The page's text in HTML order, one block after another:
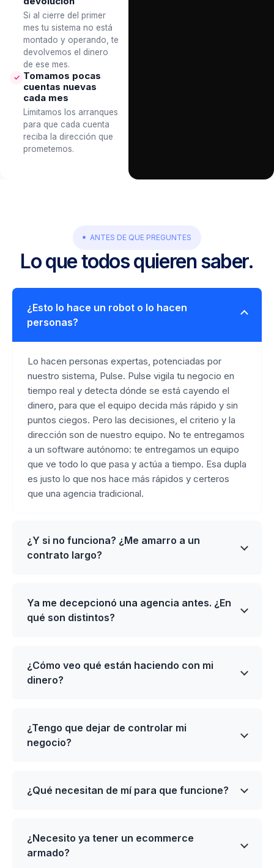
Si al cierre del primer
mes tu sistema no está
montado y operando, te
devolvemos el dinero
de ese mes.
✓ Tomamos pocas
cuentas nuevas
cada mes
Limitamos los arranques
para que cada cuenta
reciba la dirección que
prometemos.
ANTES DE QUE PREGUNTES
Lo que todos quieren saber.
¿Esto lo hace un robot o lo hacen
personas?
Lo hacen personas expertas, potenciadas por
nuestro sistema, Pulse. Pulse vigila tu negocio en
tiempo real y detecta dónde se está cayendo el
dinero, para que el equipo decida más rápido y sin
puntos ciegos. Pero las decisiones, el criterio y la
dirección son de nuestro equipo. No te entregamos
a un software autónomo: te entregamos un equipo
que ve todo lo que pasa y actúa a tiempo. Esa dupla
es justo lo que nos hace más rápidos y certeros
que una agencia tradicional.
¿Y si no funciona? ¿Me amarro a un
contrato largo?
Ya me decepcionó una agencia antes. ¿En
qué son distintos?
¿Cómo veo qué están haciendo con mi
dinero?
¿Tengo que dejar de controlar mi
negocio?
¿Qué necesitan de mí para que funcione?
¿Necesito ya tener un ecommerce
armado?